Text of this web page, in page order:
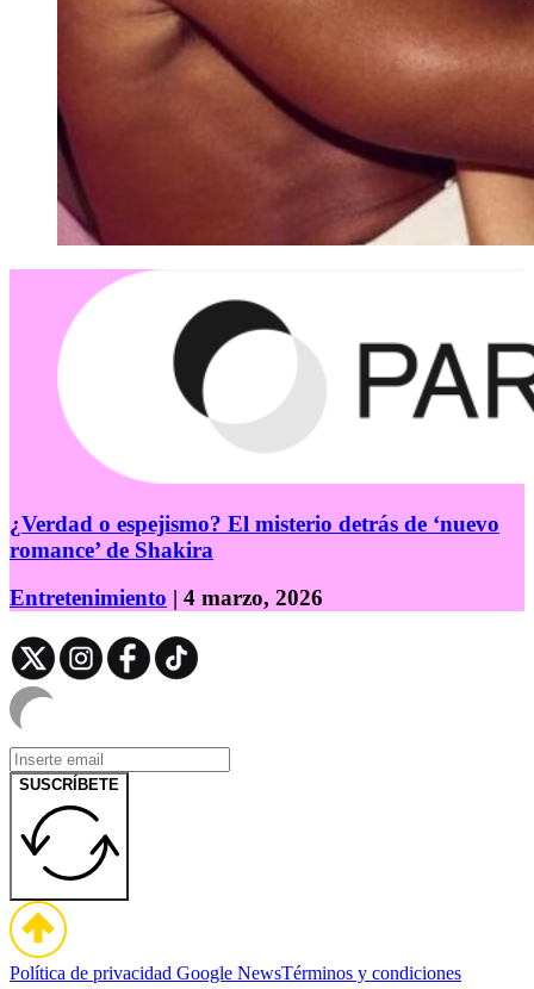
¿Verdad o espejismo? El misterio detrás de ‘nuevo
romance’ de Shakira
Entretenimiento | 4 marzo, 2026
SUSCRÍBETE
Política de privacidad Google NewsTérminos y condiciones